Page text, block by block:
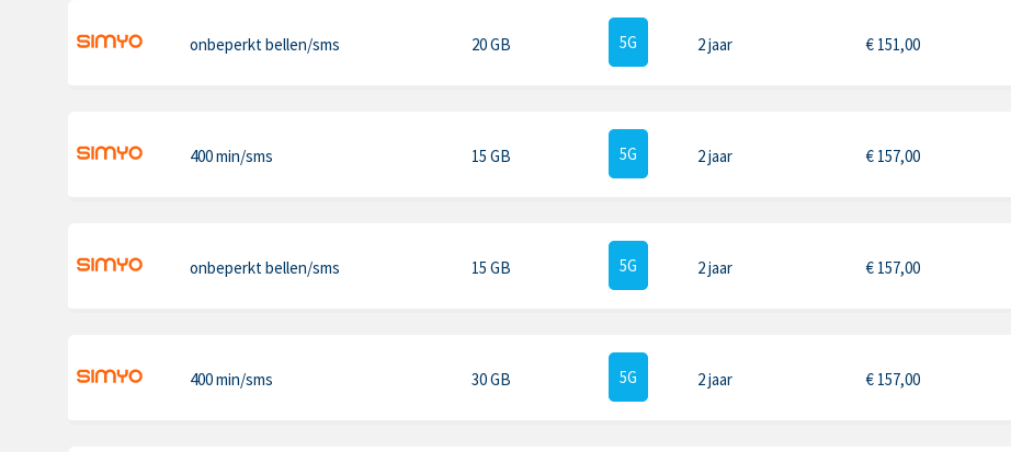
onbeperkt bellen/sms 20 GB 5G 2 jaar € 151,00
400 min/sms 15 GB 5G 2 jaar € 157,00
onbeperkt bellen/sms 15 GB 5G 2 jaar € 157,00
400 min/sms 30 GB 5G 2 jaar € 157,00